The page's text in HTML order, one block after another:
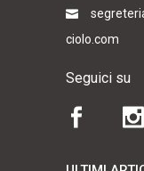
ciolo.com
Seguici su